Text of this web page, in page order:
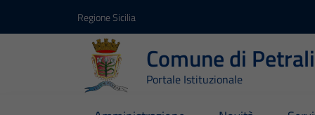
Regione Sicilia
Comune di
Portale Istituzionale